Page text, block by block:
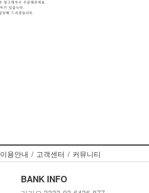
이용안내 / 고객센터 / 커뮤니티
BANK INFO